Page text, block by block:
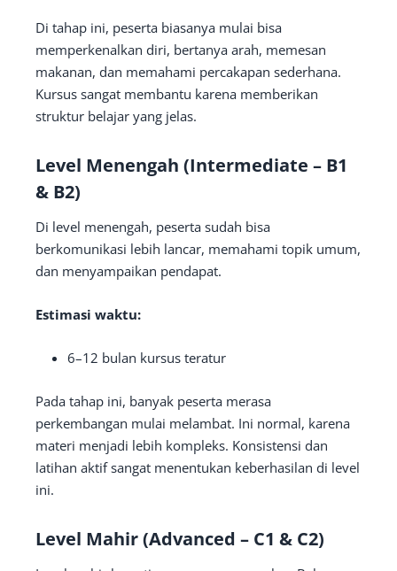
Di tahap ini, peserta biasanya mulai bisa
memperkenalkan diri, bertanya arah, memesan
makanan, dan memahami percakapan sederhana.
Kursus sangat membantu karena memberikan
struktur belajar yang jelas.
Level Menengah (Intermediate – B1
& B2)
Di level menengah, peserta sudah bisa
berkomunikasi lebih lancar, memahami topik umum,
dan menyampaikan pendapat.
Estimasi waktu:
6–12 bulan kursus teratur
Pada tahap ini, banyak peserta merasa
perkembangan mulai melambat. Ini normal, karena
materi menjadi lebih kompleks. Konsistensi dan
latihan aktif sangat menentukan keberhasilan di level
ini.
Level Mahir (Advanced – C1 & C2)